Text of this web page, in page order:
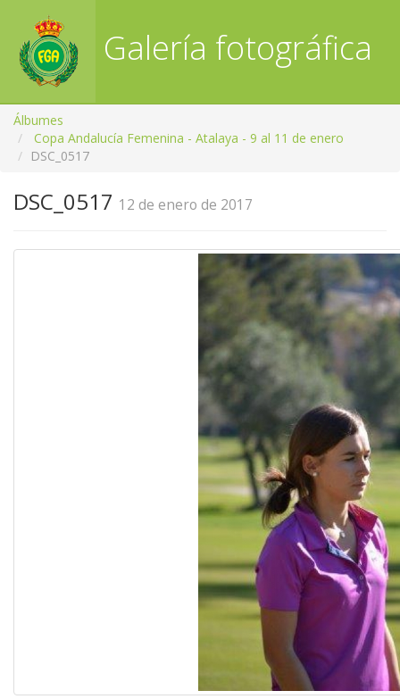
Galería fotográfica
RFGA
Álbumes
Copa Andalucía Femenina - Atalaya - 9 al 11 de enero
DSC_0517
DSC_0517 12 de enero de 2017